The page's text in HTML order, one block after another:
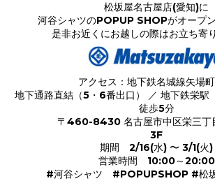
松坂屋名古屋店(愛知)に
河谷シャツのPOPUP SHOPがオープン
是非お近くにお越しの際はお立ち寄
アクセス：地下鉄名城線矢場
地下通路直結（5・6番出口） ／ 地下鉄栄
徒歩5分
〒460-8430 名古屋市中区栄三丁
3F
期間 2/16(水) 〜 3/1(火)
営業時間 10:00～20:00
#河谷シャツ #POPUPSHOP #松